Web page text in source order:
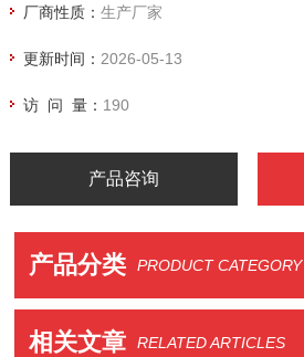
厂商性质： 生产厂家
更新时间： 2026-05-13
访 问 量： 190
产品咨询
产品分类 PRODUCT CATEGORY
相关文章 RELATED ARTICLES